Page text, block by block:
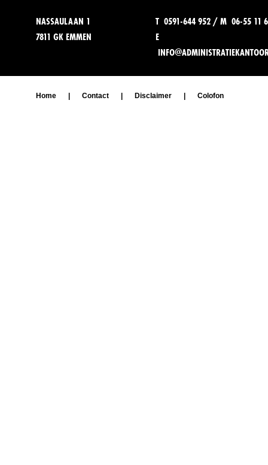
NASSAULAAN 1
7811 GK EMMEN
T 0591-644 952 / M 06-55 11
E
Home Contact Disclaimer Colofon